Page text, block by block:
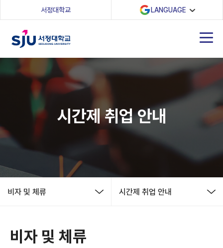
서정대학교 LANGUAGE
시간제 취업 안내
비자 및 체류 시간제 취업 안내
비자 및 체류